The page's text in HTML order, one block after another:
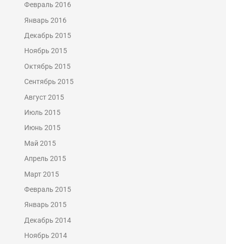
Февраль 2016
Январь 2016
Декабрь 2015
Ноябрь 2015
Октябрь 2015
Сентябрь 2015
Август 2015
Июль 2015
Июнь 2015
Май 2015
Апрель 2015
Март 2015
Февраль 2015
Январь 2015
Декабрь 2014
Ноябрь 2014